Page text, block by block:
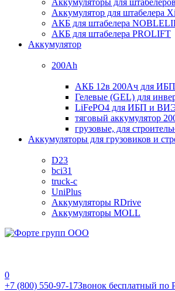
Аккумуляторы для
Аккумулятор для штабелера
АКБ для штабелера
АКБ для штабелера PROLIFT
Аккумулятор
200Ah
АКБ 12в 200Ач для
Гелевые (GEL) для
LiFePO4 для ИБП и
тяговый аккумулятор
грузовые, для
Аккумуляторы для грузовиков и
D23
bci31
truck-c
UniPlus
Аккумуляторы RDrive
Аккумуляторы MOLL
0
+7 (800) 550-97-17Звонок бесплатный по